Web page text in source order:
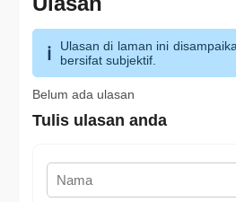
Ulasan di laman ini
bersifat subjektif.
Belum ada ulasan
Tulis ulasan anda